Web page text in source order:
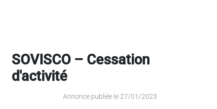
SOVISCO – Cessation
d'activité
Annonce publiée le 27/01/2023